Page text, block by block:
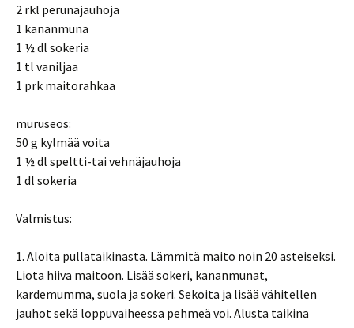
2 rkl perunajauhoja
1 kananmuna
1 ½ dl sokeria
1 tl vaniljaa
1 prk maitorahkaa
muruseos:
50 g kylmää voita
1 ½ dl speltti-tai vehnäjauhoja
1 dl sokeria
Valmistus:
1. Aloita pullataikinasta. Lämmitä maito noin 20 asteiseksi.
Liota hiiva maitoon. Lisää sokeri, kananmunat,
kardemumma, suola ja sokeri. Sekoita ja lisää vähitellen
jauhot sekä loppuvaiheessa pehmeä voi. Alusta taikina